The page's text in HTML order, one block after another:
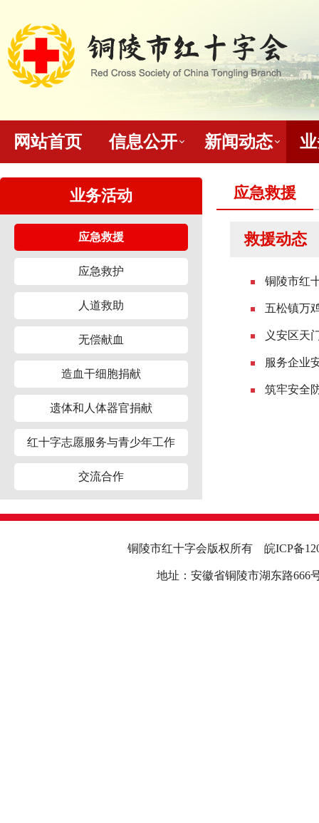
网站首页 信息公开 新闻动态
业务活动
应急救援
应急救护
人道救助
无偿献血
造血干细胞捐献
遗体和人体器官捐献
红十字志愿服务与青少年工作
交流合作
应急救援
救援动态
铜陵市红
五松镇万
义安区天
服务企业
筑牢安全
铜陵市红十字会版权所有 皖ICP备
地址：安徽省铜陵市湖东路666